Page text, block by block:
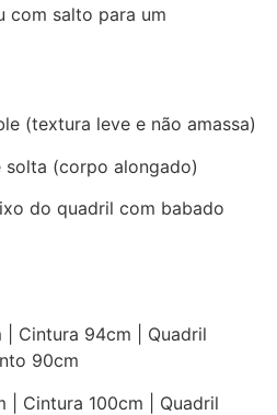
com salto para um
(textura leve e não amassa)
solta (corpo alongado)
do quadril com babado
| Cintura 94cm | Quadril
90cm
| Cintura 100cm | Quadril